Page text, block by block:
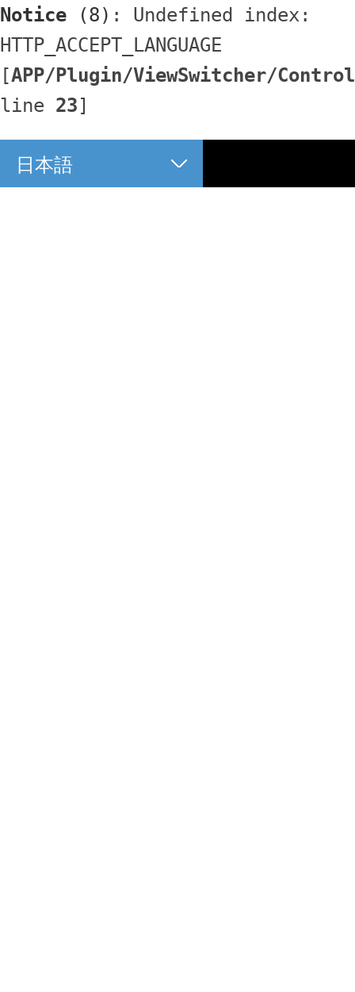
Notice (8) : Undefined index:
HTTP_ACCEPT_LANGUAGE
[APP/Plugin/ViewSwitcher/
line 23]
日本語